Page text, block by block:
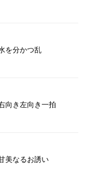
を分かつ乱
き左向き一拍
美なるお誘い